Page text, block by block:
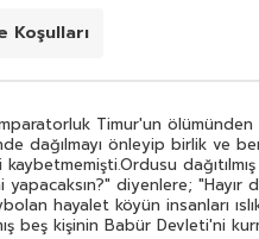
Koşulları
Timur'un ölümünden
önleyip birlik ve
diyenlere; "Hayır
hayalet köyün insanları
beş kişinin Babür Devleti'ni